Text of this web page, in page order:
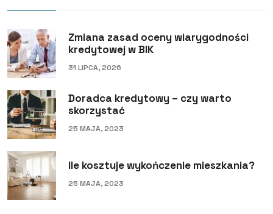
Zmiana zasad oceny wiarygodności
kredytowej w BIK
31 LIPCA, 2026
Doradca kredytowy – czy warto
skorzystać
25 MAJA, 2023
Ile kosztuje wykończenie mieszkania?
25 MAJA, 2023